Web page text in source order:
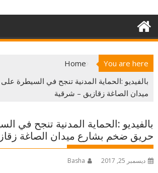
You are here
Home
بالفيديو :الحماية المدنية تنجح في السيطرة
ميدان الصاغة زقازيق – شرقية
بالفيديو :الحماية المدنية تنجح في
حريق ضخم بشارع ميدان الصاغة
ديسمبر 25, 2017 Basha